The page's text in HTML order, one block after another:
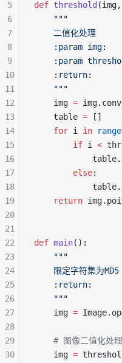
def threshold
    """
    二值化处理
    :param img:
:param
    :return:
    """
    img
=
    table
= []
    for
i in range
        if
i <
        else
:
    return
def main():
    """
    限定字符集为MD5
    :return:
    """
    img
=
# 图像二值化处
    img
=
5
6
7
8
9
10
11
12
13
14
15
16
17
18
19
20
21
22
23
24
25
26
27
28
29
30